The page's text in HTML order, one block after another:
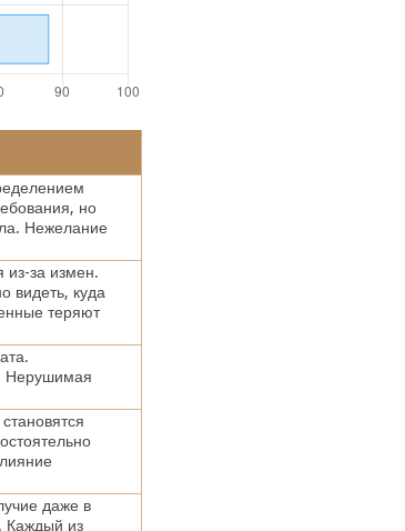
но
Нежелание
из-за измен.
видеть, куда
теряют
Нерушимая
даже в
Каждый из